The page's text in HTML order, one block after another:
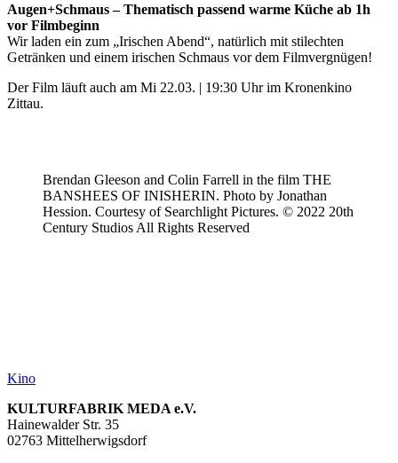
Augen+Schmaus –Thematisch passend warme Küche ab 1h
vor Filmbeginn
Wir laden ein zum „Irischen Abend“, natürlich mit stilechten
Getränken und einem irischen Schmaus vor dem Filmvergnügen!
Der Film läuft auch am Mi 22.03. | 19:30 Uhr im Kronenkino
Zittau.
Brendan Gleeson and Colin Farrell in the film THE
BANSHEES OF INISHERIN. Photo by Jonathan
Hession. Courtesy of Searchlight Pictures. © 2022 20th
Century Studios All Rights Reserved
Kino
KULTURFABRIK MEDA e.V.
Hainewalder Str. 35
02763 Mittelherwigsdorf